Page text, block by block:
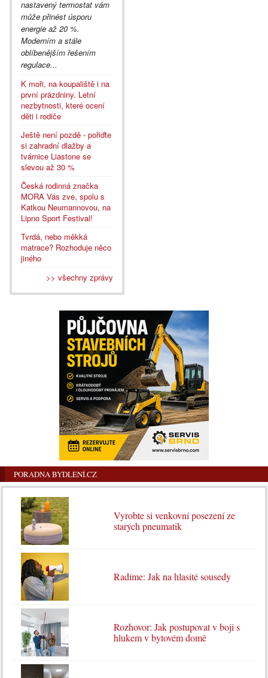
nastavený termostat vám
může přinést úsporu
energie až 20 %.
Moderním a stále
oblíbenějším řešením
regulace...
K moři, na koupaliště i na
první prázdniny. Letní
nezbytnosti, které ocení
děti i rodiče
Ještě není pozdě - pořiďte
si zahradní dlažby a
tvárnice Liastone se
slevou až 30 %
Česká rodinná značka
MORA Vás zve, spolu s
Katkou Neumannovou, na
Lipno Sport Festival!
Tvrdá, nebo měkká
matrace? Rozhoduje něco
jiného
>> všechny zprávy
PORADNA BYDLENÍ.CZ
Vyrobte si venkovní posezení ze
starých pneumatik
Radíme: Jak na hlasité sousedy
Rozhovor: Jak postupovat v boji s
hlukem v bytovém domě